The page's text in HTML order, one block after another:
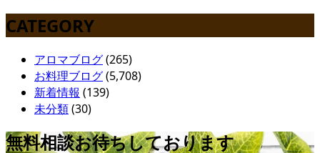
CATEGORY
アロマブログ(265)
お料理ブログ(5,708)
新着情報 (139)
未分類(30)
無料相談お待ちしております